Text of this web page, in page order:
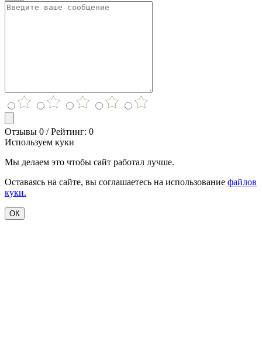
Отзывы 0 / Рейтинг: 0
Используем куки
Мы делаем это чтобы сайт работал лучше.
Оставаясь на сайте, вы соглашаетесь на использование файлов
куки.
ОК